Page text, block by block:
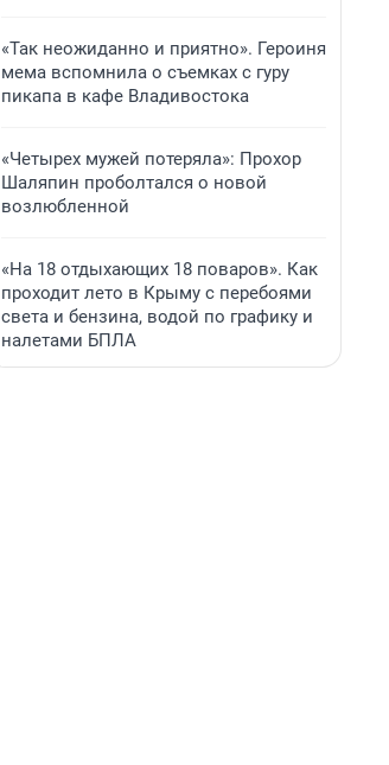
«Так неожиданно и приятно». Героиня
мема вспомнила о съемках с гуру
пикапа в кафе Владивостока
«Четырех мужей потеряла»: Прохор
Шаляпин проболтался о новой
возлюбленной
«На 18 отдыхающих 18 поваров». Как
проходит лето в Крыму с перебоями
света и бензина, водой по графику и
налетами БПЛА